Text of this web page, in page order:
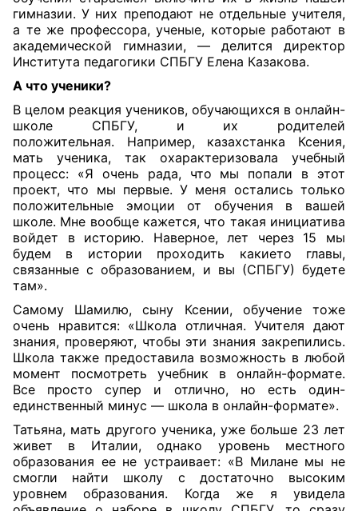
гимназии. У них преподают не отдельные учителя,
а те же профессора, ученые, которые работают в
академической гимназии, — делится директор
Института педагогики СПБГУ Елена Казакова.
А что ученики?
В целом реакция учеников, обучающихся в онлайн-
школе СПБГУ, и их родителей
положительная. Например, казахстанка Ксения,
мать ученика, так охарактеризовала учебный
процесс: «Я очень рада, что мы попали в этот
проект, что мы первые. У меня остались только
положительные эмоции от обучения в вашей
школе. Мне вообще кажется, что такая инициатива
войдет в историю. Наверное, лет через 15 мы
будем в истории проходить какието главы,
связанные с образованием, и вы (СПБГУ) будете
там».
Самому Шамилю, сыну Ксении, обучение тоже
очень нравится: «Школа отличная. Учителя дают
знания, проверяют, чтобы эти знания закрепились.
Школа также предоставила возможность в любой
момент посмотреть учебник в онлайн-формате.
Все просто супер и отлично, но есть один-
единственный минус — школа в онлайн-формате».
Татьяна, мать другого ученика, уже больше 23 лет
живет в Италии, однако уровень местного
образования ее не устраивает: «В Милане мы не
смогли найти школу с достаточно высоким
уровнем образования. Когда же я увидела